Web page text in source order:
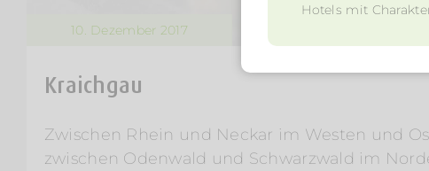
10. Dezember 2017
Kraichgau
Zwischen Rhein und Neckar im Westen und
zwischen Odenwald und Schwarzwald im
Hotels mit